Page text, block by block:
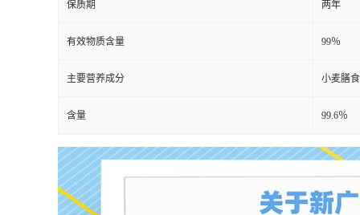
保质期 两年
有效物质含量 99％
主要营养成分 小麦膳
含量 99.6％